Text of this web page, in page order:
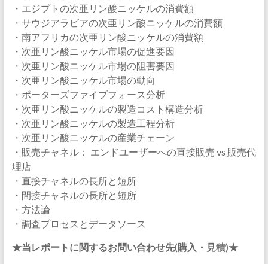
・エジプトの次亜リン酸ニッケルの消費額
・サウジアラビアの次亜リン酸ニッケルの消費額
・南アフリカの次亜リン酸ニッケルの消費額
・次亜リン酸ニッケル市場の促進要因
・次亜リン酸ニッケル市場の阻害要因
・次亜リン酸ニッケル市場の動向
・ポーターズファイブフォース分析
・次亜リン酸ニッケルの製造コスト構造分析
・次亜リン酸ニッケルの製造工程分析
・次亜リン酸ニッケルの産業チェーン
・販売チャネル： エンドユーザーへの直接販売 vs 販売代
理店
・直接チャネルの長所と短所
・間接チャネルの長所と短所
・方法論
・調査プロセスとデータソース
★当レポートに関するお問い合わせ先(購入・見積)★